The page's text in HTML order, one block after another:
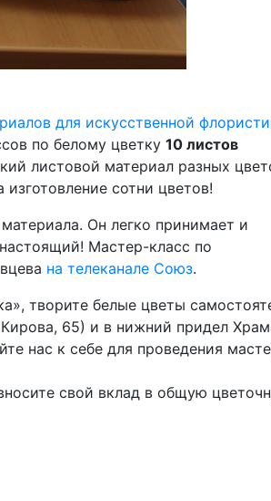
для искусственной
по белому цветку 10 листов
листовой материал разных
сотни цветов!
Он легко принимает и
Мастер-класс по
на телеканале Союз.
творите белые цветы
65) и в нижний придел
нас к себе для проведения
свой вклад в общую